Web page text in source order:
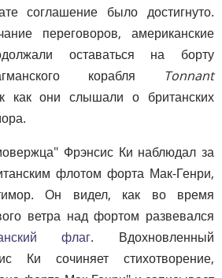
соглашение было достигнуто.
переговоров, американские
оставаться на борту
корабля Tonnant
как они слышали о британских
Фрэнсис Ки наблюдал за
флотом форта Мак-Генри,
Он видел, как во время
ветра над фортом развевался
флаг. Вдохновленный
Ки сочиняет стихотворение,